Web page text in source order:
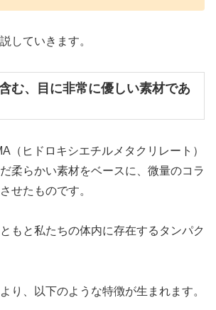
していきます。
む、目に非常に優しい素材であ
（ヒドロキシエチルメタクリレート）
柔らかい素材をベースに、微量のコラ
せたものです。
もと私たちの体内に存在するタンパク
り、以下のような特徴が生まれます。